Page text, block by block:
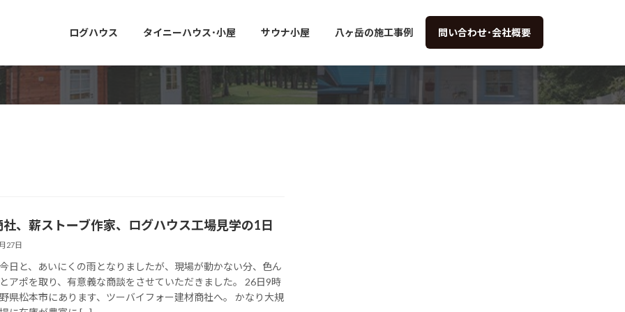
ログハウス タイニーハウス･小屋 サウナ小屋 八ヶ岳の施工事例 問い合わせ･会社概要
、薪ストーブ作家、ログハウス工場見学の1日
27日
日と、あいにくの雨となりましたが、現場が動かない分、色ん
アポを取り、有意義な商談をさせていただきました。 26日9時
県松本市にあります、ツーバイフォー建材商社へ。 かなり大規